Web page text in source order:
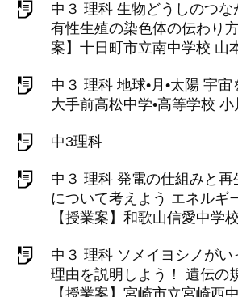
中３ 理科 生物どうしのつな
有性生殖の染色体の伝わり
案】十日町市立南中学校 山
中３ 理科 地球•月•太陽 宇宙
大手前高松中学•高等学校
中3理科
中３ 理科 発電の仕組みと
について考えよう エネルギ
【授業案】和歌山信愛中学
中３ 理科 ソメイヨシノがい
理由を説明しよう！ 遺伝の
【授業案】宮崎市立宮崎